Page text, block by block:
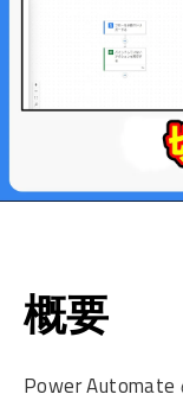
概要
Power